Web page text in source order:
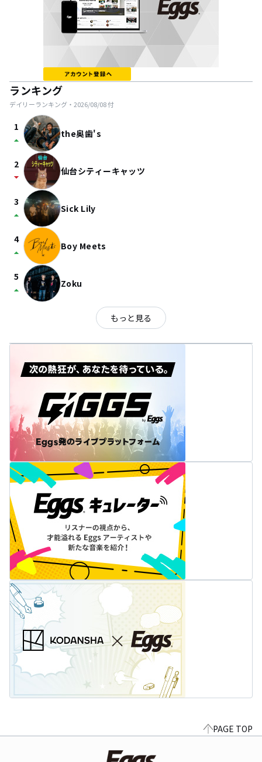
ランキング
デイリーランキング・ 2026/08/08付
1
arrow_drop_up the奥歯's
2
arrow_drop_down 仙台シティーキャッツ
3
arrow_drop_up Sick Lily
4
arrow_drop_up Boy Meets
5
arrow_drop_up Zoku
もっと見る
PAGE TOP